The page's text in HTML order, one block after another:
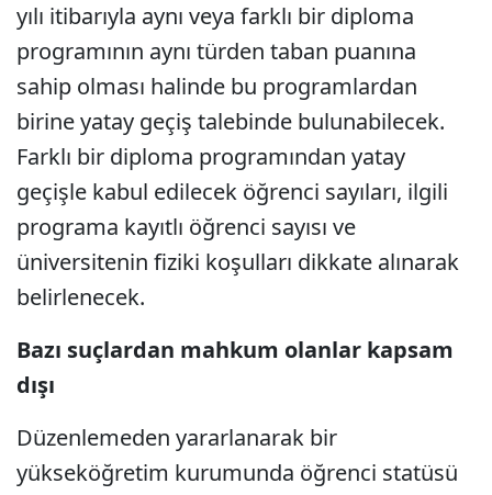
yılı itibarıyla aynı veya farklı bir diploma
programının aynı türden taban puanına
sahip olması halinde bu programlardan
birine yatay geçiş talebinde bulunabilecek.
Farklı bir diploma programından yatay
geçişle kabul edilecek öğrenci sayıları, ilgili
programa kayıtlı öğrenci sayısı ve
üniversitenin fiziki koşulları dikkate alınarak
belirlenecek.
Bazı suçlardan mahkum olanlar kapsam
dışı
Düzenlemeden yararlanarak bir
yükseköğretim kurumunda öğrenci statüsü